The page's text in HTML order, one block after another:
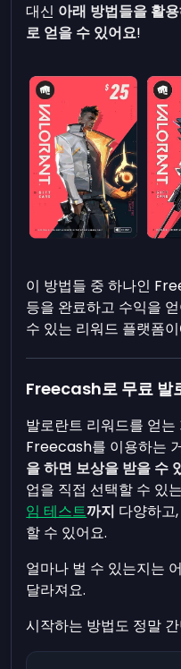
대신 아래 방법들을 활
로 얻을 수 있어요!
이 방법들 중 하나인
등을 완료하고 수익을
수 있는 리워드 플랫폼
Freecash로 무료 발
발로란트 리워드를 얻
Freecash를 이용하는
을 하면 보상을 받을 수
업을 직접 선택할 수 있
임 테스트까지 다양하고
할 수 있어요.
얼마나 벌 수 있는지는
달라져요.
시작하는 방법도 정말